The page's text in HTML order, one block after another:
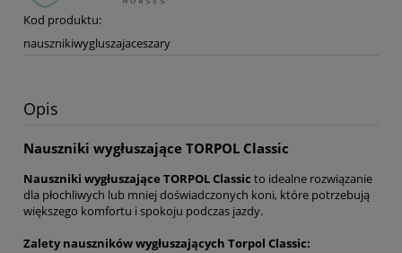
Kod produktu:
nausznikiwygluszajaceszary
Opis
Nauszniki wygłuszające TORPOL Classic
Nauszniki wygłuszające TORPOL Classic to idealne rozwiązanie
dla płochliwych lub mniej doświadczonych koni, które potrzebują
większego komfortu i spokoju podczas jazdy.
Zalety nauszników wygłuszających Torpol Classic: